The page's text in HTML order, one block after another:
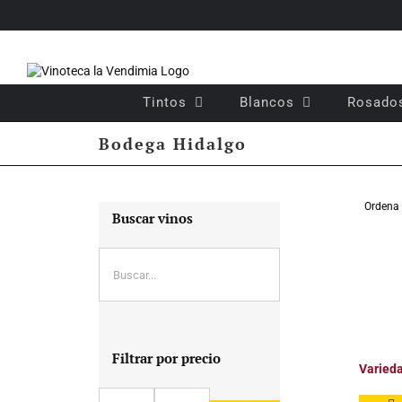
Tintos Blancos
Bodega Hidalgo
Buscar vinos
Filtrar por precio